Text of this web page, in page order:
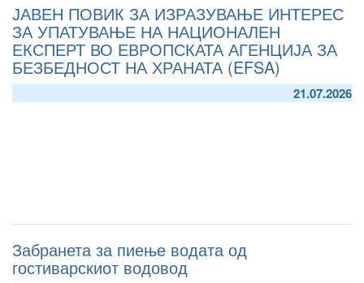
ЈАВЕН ПОВИК ЗА ИЗРАЗУВАЊЕ ИНТЕРЕС
ЗА УПАТУВАЊЕ НА НАЦИОНАЛЕН
ЕКСПЕРТ ВО ЕВРОПСКАТА АГЕНЦИЈА ЗА
БЕЗБЕДНОСТ НА ХРАНАТА (EFSA)
21.07.2026
Забранета за пиење водата од
гостиварскиот водовод